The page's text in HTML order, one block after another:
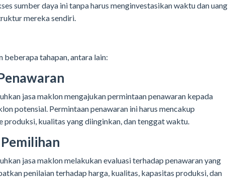
sumber daya ini tanpa harus menginvestasikan waktu dan uang
mereka sendiri.
tahapan, antara lain:
jasa maklon mengajukan permintaan penawaran kepada
potensial. Permintaan penawaran ini harus mencakup
produksi, kualitas yang diinginkan, dan tenggat waktu.
jasa maklon melakukan evaluasi terhadap penawaran yang
penilaian terhadap harga, kualitas, kapasitas produksi, dan